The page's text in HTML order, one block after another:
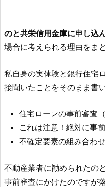
のと共栄信用金庫に申し込
場合に考えられる理由をま
私自身の実体験と銀行住宅
接聞いたことをそのまま書
住宅ローンの事前審査
これは注意！絶対に事
不確定要素の組み合わ
不動産業者に勧められたの
事前審査にかけたのですが